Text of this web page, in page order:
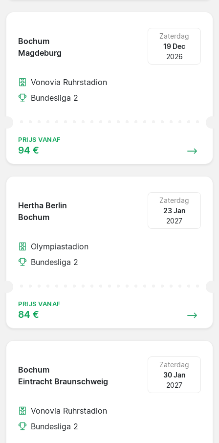
Bochum
Magdeburg
Zaterdag
19 Dec
2026
Vonovia Ruhrstadion
Bundesliga 2
PRIJS VANAF
94 €
Hertha Berlin
Bochum
Zaterdag
23 Jan
2027
Olympiastadion
Bundesliga 2
PRIJS VANAF
84 €
Bochum
Eintracht Braunschweig
Zaterdag
30 Jan
2027
Vonovia Ruhrstadion
Bundesliga 2